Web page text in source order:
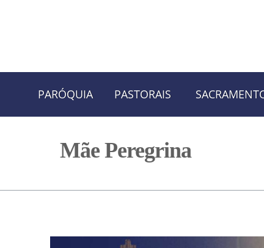
to
to
PARÓQUIA PASTORAIS
Mãe Peregrina